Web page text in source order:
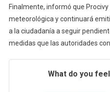
Finalmente, informó que
meteorológica y continuará
a la ciudadanía a seguir
medidas que las autoridades
What do you